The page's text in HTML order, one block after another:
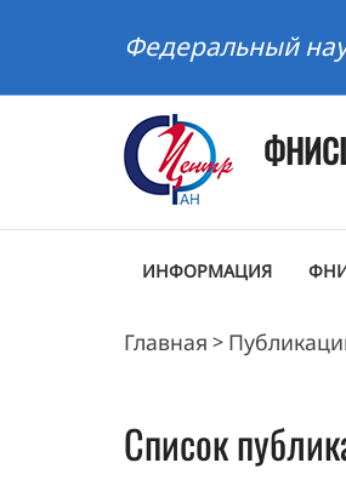
Федеральный
ИНФОРМАЦИЯ
Главная >
Список